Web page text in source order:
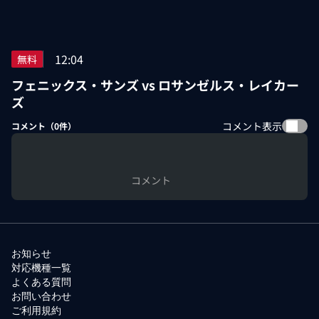
無料 12:04
フェニックス・サンズ vs ロサンゼルス・レイカー
ズ
コメント（0件） コメント表示
コメント
お知らせ
対応機種一覧
よくある質問
お問い合わせ
ご利用規約